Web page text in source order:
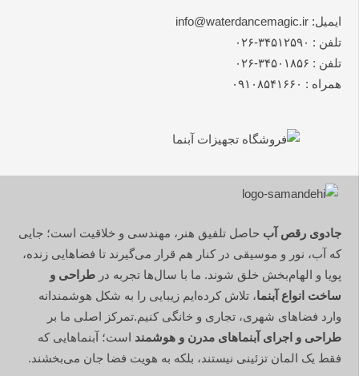
ایمیل: info@waterdancemagic.ir
تلفن : ۳۴۵۱۲۵۹۰-۰۲۶
تلفن : ۳۴۵۰۱۸۵۶-۰۲۶
همراه : ۰۹۱۰۸۵۴۱۶۶۰
جادوی رقص آب حاصل تلفیق هنر، مهندسی و خلاقیت است؛ جایی
که آب، نور و موسیقی در کنار هم قرار می‌گیرند تا فضاهایی زنده،
پویا و الهام‌بخش خلق شوند. ما با سال‌ها تجربه درطراحی و
ساخت انواع آبنما، تلاش کرده‌ایم زیبایی را به شکل هوشمندانه
وارد فضاهای شهری، تجاری و خانگی کنیم.تمرکز اصلی ما بر
طراحی و اجرای آبنماهای مدرن و هوشمند است؛ آبنماهایی که
فقط یک المان تزئینی نیستند، بلکه به هویت فضا جان می‌بخشند.